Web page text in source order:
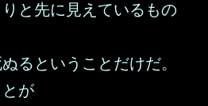
と先に見えているもの
るということだけだ。
が